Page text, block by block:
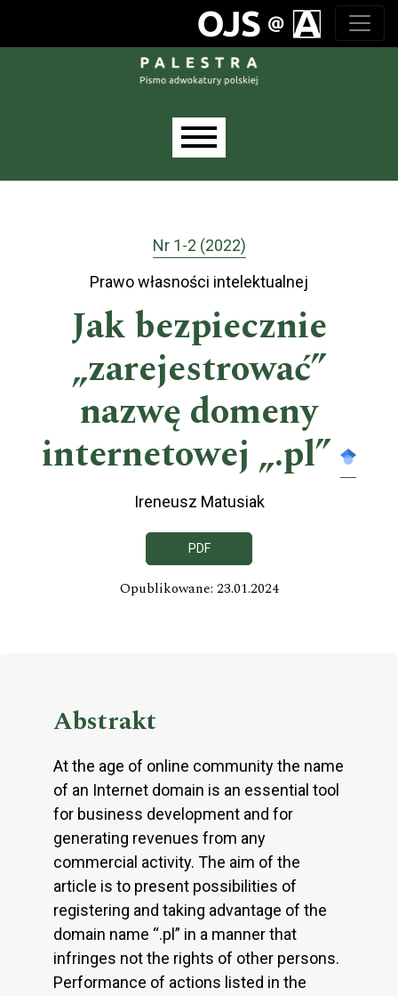
Nr 1-2 (2022)
Prawo własności intelektualnej
Jak bezpiecznie
„zarejestrować”
nazwę domeny
internetowej „.pl”
Ireneusz Matusiak
PDF
Opublikowane: 23.01.2024
Abstrakt
At the age of online community the name
of an Internet domain is an essential tool
for business development and for
generating revenues from any
commercial activity. The aim of the
article is to present possibilities of
registering and taking advantage of the
domain name “.pl” in a manner that
infringes not the rights of other persons.
Performance of actions listed in the